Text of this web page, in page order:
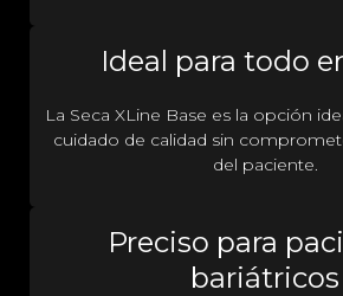
Ideal para todo
La Seca XLine Base es la opción
cuidado de calidad sin
del paciente.
Preciso para
bariátricos